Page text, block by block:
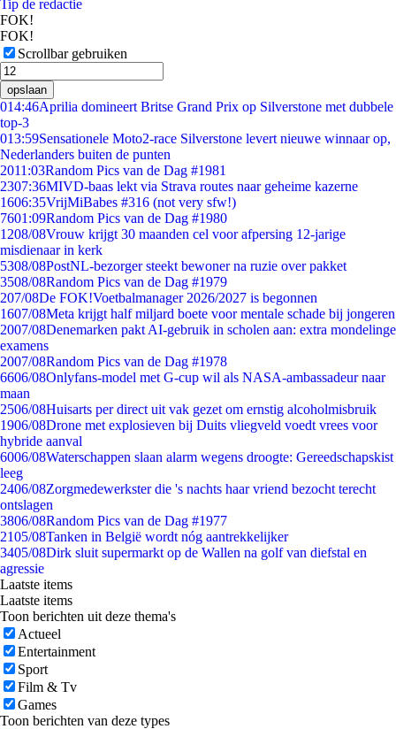
Tip de redactie
FOK!
FOK!
Scrollbar gebruiken
opslaan
014:46Aprilia domineert Britse Grand Prix op Silverstone met dubbele
top-3
013:59Sensationele Moto2-race Silverstone levert nieuwe winnaar op,
Nederlanders buiten de punten
2011:03Random Pics van de Dag #1981
2307:36MIVD-baas lekt via Strava routes naar geheime kazerne
1606:35VrijMiBabes #316 (not very sfw!)
7601:09Random Pics van de Dag #1980
1208/08Vrouw krijgt 30 maanden cel voor afpersing 12-jarige
misdienaar in kerk
5308/08PostNL-bezorger steekt bewoner na ruzie over pakket
3508/08Random Pics van de Dag #1979
207/08De FOK!Voetbalmanager 2026/2027 is begonnen
1607/08Meta krijgt half miljard boete voor mentale schade bij jongeren
2007/08Denemarken pakt AI-gebruik in scholen aan: extra mondelinge
examens
2007/08Random Pics van de Dag #1978
6606/08Onlyfans-model met G-cup wil als NASA-ambassadeur naar
maan
2506/08Huisarts per direct uit vak gezet om ernstig alcoholmisbruik
1906/08Drone met explosieven bij Duits vliegveld voedt vrees voor
hybride aanval
6006/08Waterschappen slaan alarm wegens droogte: Gereedschapskist
leeg
2406/08Zorgmedewerkster die 's nachts haar vriend bezocht terecht
ontslagen
3806/08Random Pics van de Dag #1977
2105/08Tanken in België wordt nóg aantrekkelijker
3405/08Dirk sluit supermarkt op de Wallen na golf van diefstal en
agressie
Laatste items
Laatste items
Toon berichten uit deze thema's
Actueel
Entertainment
Sport
Film & Tv
Games
Toon berichten van deze types